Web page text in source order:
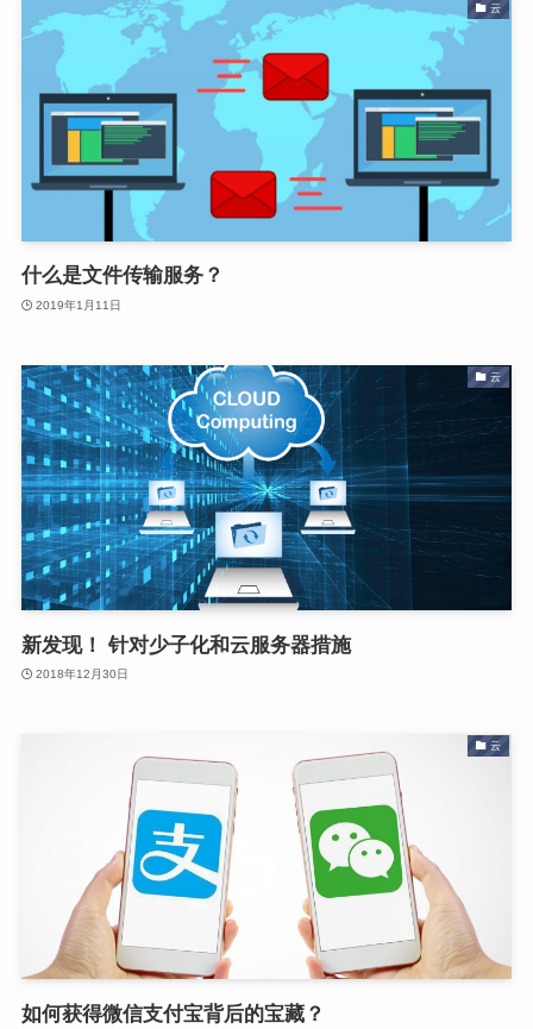
云
什么是文件传输服务？
2019年1月11日
云
新发现！ 针对少子化和云服务器措施
2018年12月30日
云
如何获得微信支付宝背后的宝藏？